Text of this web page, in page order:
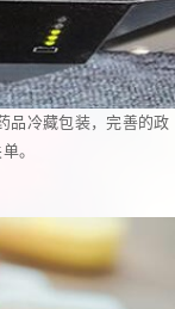
品冷藏包装，完善的政
。